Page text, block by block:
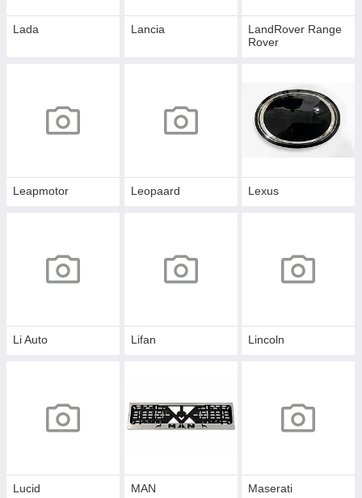
Lada Lancia
LandRover Range
Rover
Leapmotor Leopaard Lexus
Li Auto Lifan Lincoln
Lucid MAN Maserati